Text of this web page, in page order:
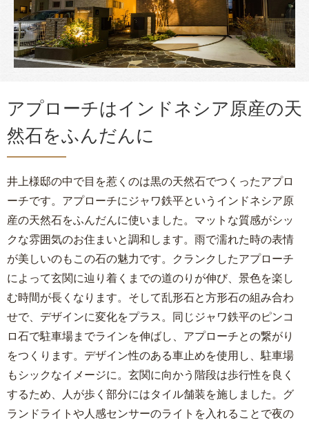
アプローチはインドネシア原産の天
然石をふんだんに
井上様邸の中で目を惹くのは黒の天然石でつくったアプロ
ーチです。アプローチにジャワ鉄平というインドネシア原
産の天然石をふんだんに使いました。マットな質感がシッ
クな雰囲気のお住まいと調和します。雨で濡れた時の表情
が美しいのもこの石の魅力です。クランクしたアプローチ
によって玄関に辿り着くまでの道のりが伸び、景色を楽し
む時間が長くなります。そして乱形石と方形石の組み合わ
せで、デザインに変化をプラス。同じジャワ鉄平のピンコ
ロ石で駐車場までラインを伸ばし、アプローチとの繋がり
をつくります。デザイン性のある車止めを使用し、駐車場
もシックなイメージに。玄関に向かう階段は歩行性を良く
するため、人が歩く部分にはタイル舗装を施しました。グ
ランドライトや人感センサーのライトを入れることで夜の